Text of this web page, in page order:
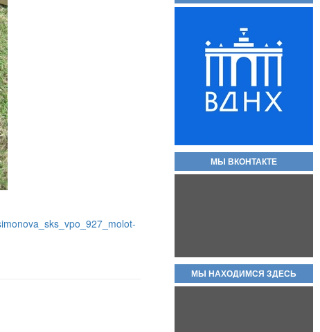
МЫ ВКОНТАКТЕ
МЫ НАХОДИМСЯ ЗДЕСЬ
(пм) складские новые без
номеров, с металлической пяткой
и подавателем.
80 000руб.